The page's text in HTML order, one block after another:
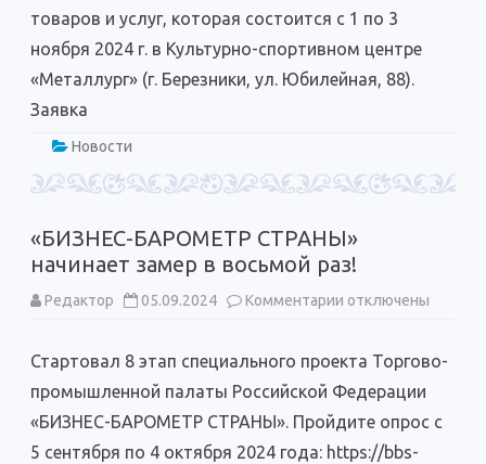
товаров и услуг, которая состоится с 1 по 3
ноября 2024 г. в Культурно-спортивном центре
«Металлург» (г. Березники, ул. Юбилейная, 88).
Заявка
Новости
«БИЗНЕС-БАРОМЕТР СТРАНЫ»
начинает замер в восьмой раз!
Редактор 05.09.2024 Комментарии к
СТРАНЫ»
начинает
замер
восьмой
раз!
отключены
Стартовал 8 этап специального проекта Торгово-
промышленной палаты Российской Федерации
«БИЗНЕС-БАРОМЕТР СТРАНЫ». Пройдите опрос с
5 сентября по 4 октября 2024 года: https://bbs-